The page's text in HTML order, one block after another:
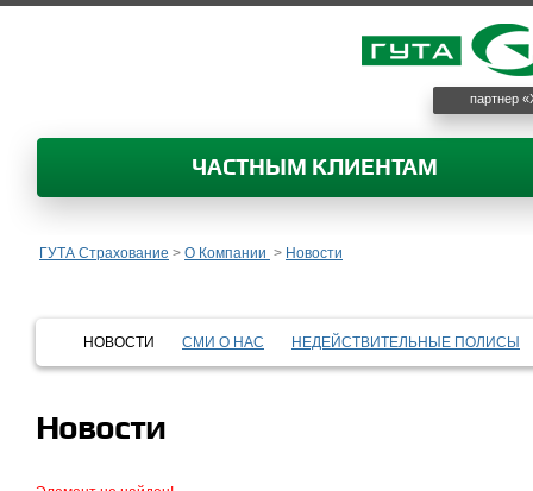
партнер
ЧАСТНЫМ КЛИЕНТАМ
ГУТА Страхование > О Компании > Новости
НОВОСТИ СМИ О НАС НЕДЕЙСТВИТЕЛЬНЫЕ ПОЛИСЫ
Новости